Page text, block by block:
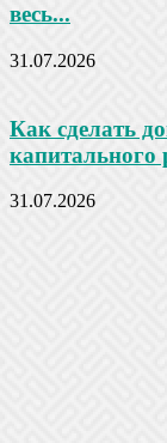
весь...
31.07.2026
Как сделать
капитального
31.07.2026